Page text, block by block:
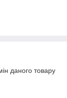
даного товару